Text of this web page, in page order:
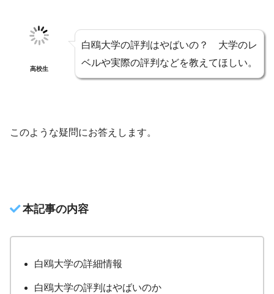
高校生
白鴎大学の評判はやばいの？ 大学のレ
ベルや実際の評判などを教えてほしい。
このような疑問にお答えします。
本記事の内容
白鴎大学の詳細情報
白鴎大学の評判はやばいのか